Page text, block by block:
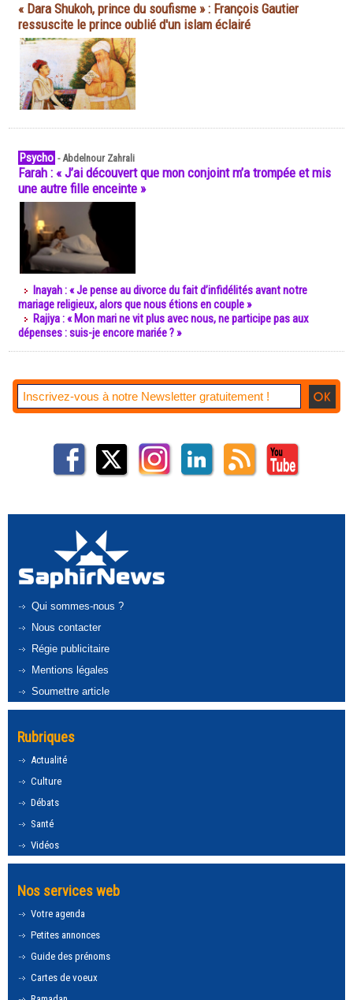
« Dara Shukoh, prince du soufisme » : François Gautier
ressuscite le prince oublié d'un islam éclairé
Psycho -Abdelnour Zahrali
Farah : « J’ai découvert que mon conjoint m’a trompée et mis
une autre fille enceinte »
Inayah : « Je pense au divorce du fait d’infidélités avant notre
mariage religieux, alors que nous étions en couple »
Rajiya : « Mon mari ne vit plus avec nous, ne participe pas aux
dépenses : suis-je encore mariée ? »
Qui sommes-nous ?
Nous contacter
Régie publicitaire
Mentions légales
Soumettre article
Rubriques
Actualité
Culture
Débats
Santé
Vidéos
Nos services web
Votre agenda
Petites annonces
Guide des prénoms
Cartes de voeux